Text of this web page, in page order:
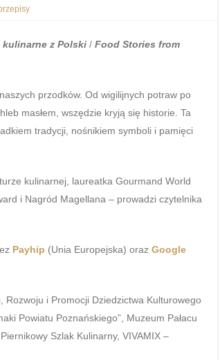
z Polski / Food Stories from
przodków. Od wigilijnych potraw po
masłem, wszędzie kryją się historie. Ta
tradycji, nośnikiem symboli i pamięci
kulinarnej, laureatka Gourmand World
i Nagród Magellana – prowadzi czytelnika
Payhip (Unia Europejska) oraz Google
i Promocji Dziedzictwa Kulturowego
Powiatu Poznańskiego”, Muzeum Pałacu
Szlak Kulinarny, VIVAMIX –